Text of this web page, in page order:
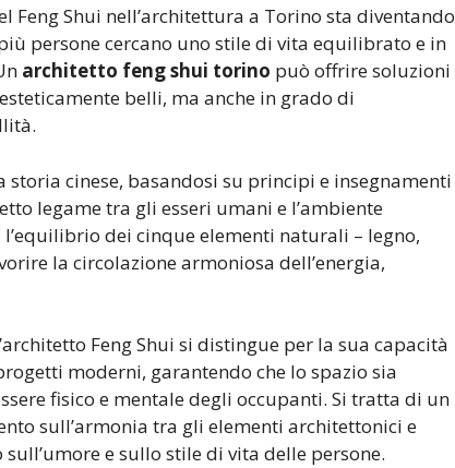
Feng Shui nell’architettura a Torino sta diventando
persone cercano uno stile di vita equilibrato e in
architetto feng shui torino può offrire soluzioni
belli, ma anche in grado di
storia cinese, basandosi su principi e insegnamenti
legame tra gli esseri umani e l’ambiente
dei cinque elementi naturali – legno,
la circolazione armoniosa dell’energia,
Feng Shui si distingue per la sua capacità
moderni, garantendo che lo spazio sia
fisico e mentale degli occupanti. Si tratta di un
sull’armonia tra gli elementi architettonici e
e sullo stile di vita delle persone.